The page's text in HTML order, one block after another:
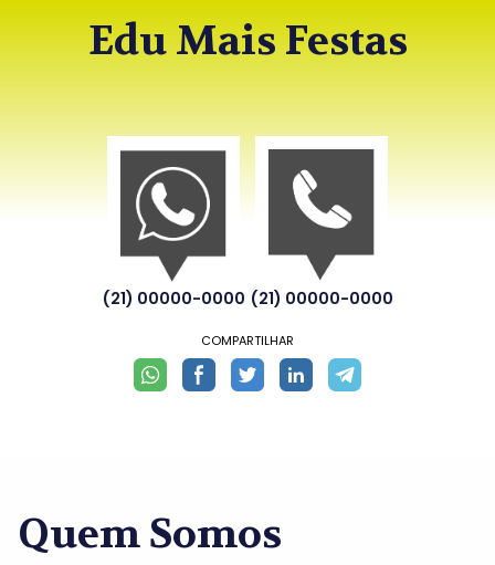
Edu Mais Festas
(21) 00000-0000 (21) 00000-0000
COMPARTILHAR
Quem Somos